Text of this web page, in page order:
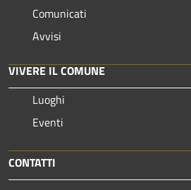
Comunicati
Avvisi
VIVERE IL COMUNE
Luoghi
Eventi
CONTATTI